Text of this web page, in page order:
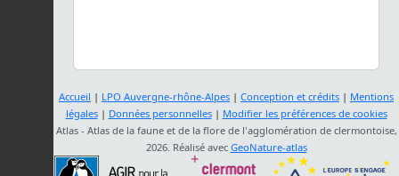
Accueil | LPO Auvergne-rhône-Alpes | Conception et crédits | Mentions
légales| Données personnelles| Modifier les préférences de cookies
Atlas - Atlas de la faune et de la flore de l'agglomération de clermontoise,
2026. Réalisé avec GeoNature-atlas